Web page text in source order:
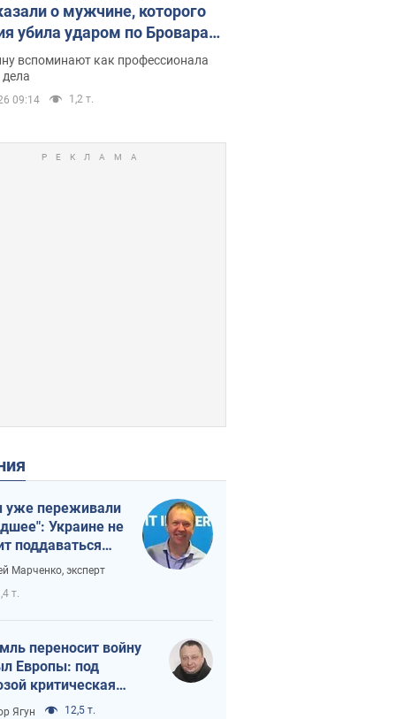
о мужчине, которого
убила ударом по Броварам.
вспоминают как профессионала
дела
09:14 1,2 т.
переживали
Украине не
поддаваться
из-за
Марченко, эксперт
т.
переносит войну
Европы: под
критическая
Ягун 12,5 т.